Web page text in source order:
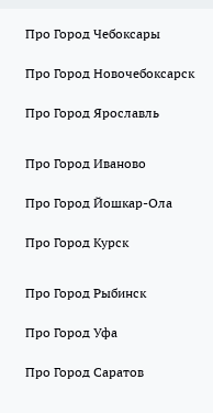
Про Город Чебоксары
Про Город Новочебоксарск
Про Город Ярославль
Про Город Иваново
Про Город Йошкар-Ола
Про Город Курск
Про Город Рыбинск
Про Город Уфа
Про Город Саратов